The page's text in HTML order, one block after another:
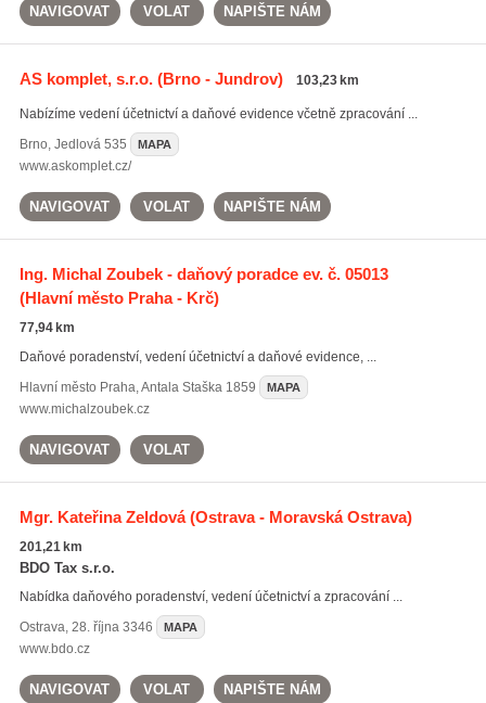
NAVIGOVAT VOLAT NAPIŠTE NÁM
AS komplet, s.r.o.(Brno - Jundrov) 103,23 km
Nabízíme vedení účetnictví a daňové evidence včetně zpracování ...
Brno, Jedlová 535 MAPA
www.askomplet.cz/
NAVIGOVAT VOLAT NAPIŠTE NÁM
Ing. Michal Zoubek - daňový poradce ev. č. 05013
(Hlavní město Praha - Krč)
77,94 km
Daňové poradenství, vedení účetnictví a daňové evidence, ...
Hlavní město Praha,Antala Staška 1859 MAPA
www.michalzoubek.cz
NAVIGOVAT VOLAT
Mgr. Kateřina Zeldová(Ostrava - Moravská Ostrava)
201,21 km
BDO Tax s.r.o.
Nabídka daňového poradenství, vedení účetnictví a zpracování ...
Ostrava, 28. října 3346 MAPA
www.bdo.cz
NAVIGOVAT VOLAT NAPIŠTE NÁM